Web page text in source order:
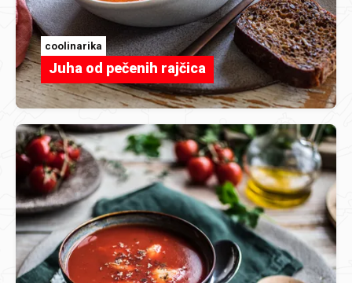
coolinarika
Juha od pečenih rajčica